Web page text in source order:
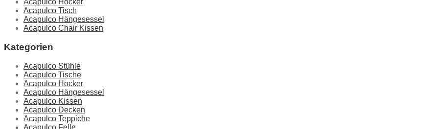
Acapulco Hocker
Acapulco Tisch
Acapulco Hängesessel
Acapulco Chair Kissen
Kategorien
Acapulco Stühle
Acapulco Tische
Acapulco Hocker
Acapulco Hängesessel
Acapulco Kissen
Acapulco Decken
Acapulco Teppiche
Acapulco Felle